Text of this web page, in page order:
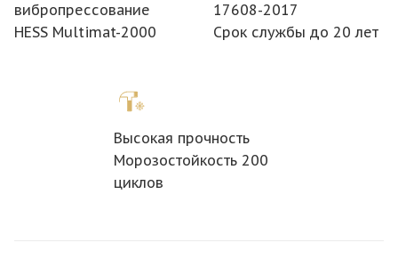
вибропрессование
HESS Multimat-2000
17608-2017
Срок службы до 20 лет
Высокая прочность
Морозостойкость 200
циклов